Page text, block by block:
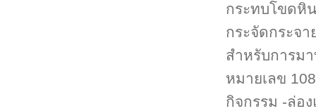
กระทบโขดหิ
กระจัดกระจ
สำหรับการม
หมายเลข
กิจกรรม -ล่อ